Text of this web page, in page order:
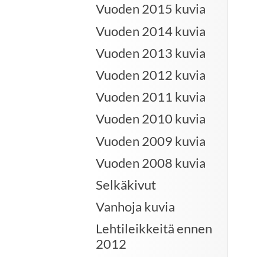
Vuoden 2015 kuvia
Vuoden 2014 kuvia
Vuoden 2013 kuvia
Vuoden 2012 kuvia
Vuoden 2011 kuvia
Vuoden 2010 kuvia
Vuoden 2009 kuvia
Vuoden 2008 kuvia
Selkäkivut
Vanhoja kuvia
Lehtileikkeitä ennen
2012